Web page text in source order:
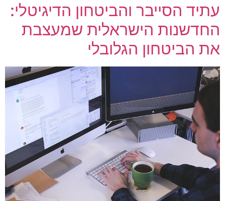
עתיד הסייבר והביטחון הדיגיטלי:
החדשנות הישראלית שמעצבת
את הביטחון הגלובלי